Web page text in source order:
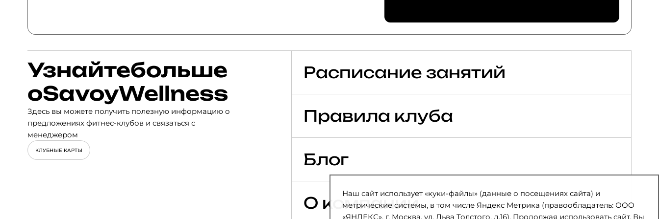
Узнайтебольше
оSavoyWellness
Здесь вы можете получить полезную информацию о
предложениях фитнес-клубов и связаться с
менеджером
КЛУБНЫЕ КАРТЫ
Расписание занятий
Правила клуба
Блог
О компании
Наш сайт использует «куки-файлы» (данные о посещениях сайта) и
метрические системы, в том числе Яндекс Метрика (правообладатель: ООО
«ЯНДЕКС», г. Москва, ул. Льва Толстого, д.16). Продолжая использовать сайт, Вы